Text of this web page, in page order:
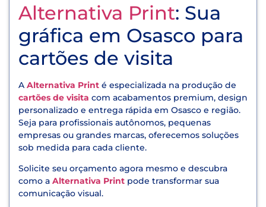
Alternativa Print: Sua
gráfica em Osasco para
cartões de visita
A Alternativa Print é especializada na produção de
cartões de visita com acabamentos premium, design
personalizado e entrega rápida em Osasco e região.
Seja para profissionais autônomos, pequenas
empresas ou grandes marcas, oferecemos soluções
sob medida para cada cliente.
Solicite seu orçamento agora mesmo e descubra
como a Alternativa Print pode transformar sua
comunicação visual.